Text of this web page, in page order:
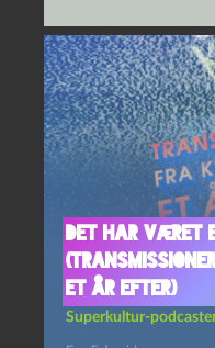
Det har været
et år efter)
Superkultur-